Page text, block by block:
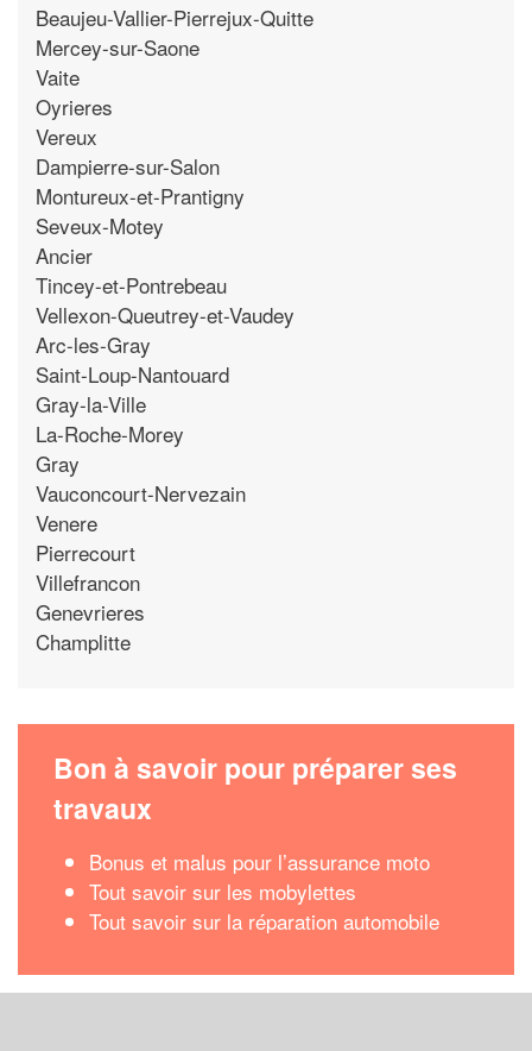
Beaujeu-Vallier-Pierrejux-Quitte
Mercey-sur-Saone
Vaite
Oyrieres
Vereux
Dampierre-sur-Salon
Montureux-et-Prantigny
Seveux-Motey
Ancier
Tincey-et-Pontrebeau
Vellexon-Queutrey-et-Vaudey
Arc-les-Gray
Saint-Loup-Nantouard
Gray-la-Ville
La-Roche-Morey
Gray
Vauconcourt-Nervezain
Venere
Pierrecourt
Villefrancon
Genevrieres
Champlitte
Bon à savoir pour préparer ses
travaux
Bonus et malus pour l’assurance moto
Tout savoir sur les mobylettes
Tout savoir sur la réparation automobile